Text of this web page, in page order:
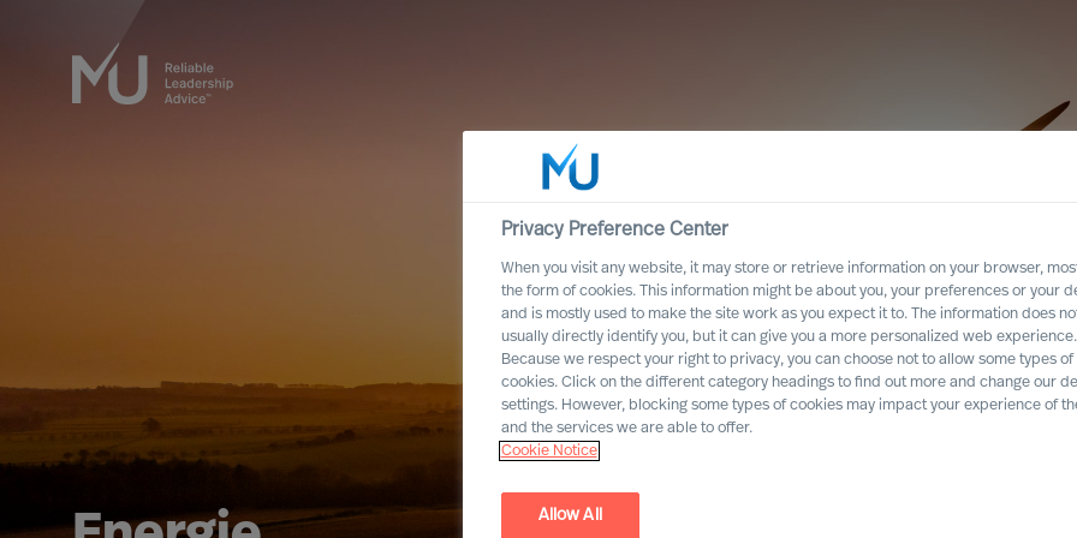
Privacy Preference Center
When you visit any website, it may store or retrieve information on your browser,
the form of cookies. This information might be about you, your preferences or your
and is mostly used to make the site work as you expect it to. The information does
usually directly identify you, but it can give you a more personalized web experience.
Because we respect your right to privacy, you can choose not to allow some types of
cookies. Click on the different category headings to find out more and change our
settings. However, blocking some types of cookies may impact your experience of
and the services we are able to offer.
Cookie Notice
Allow All